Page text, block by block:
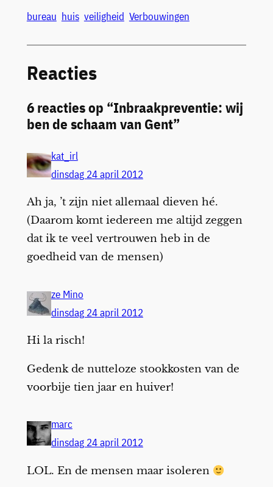
bureau huis veiligheid Verbouwingen
Reacties
6 reacties op “Inbraakpreventie: wij
ben de schaam van Gent”
kat_irl
dinsdag 24 april 2012
Ah ja, ’t zijn niet allemaal dieven hé.
(Daarom komt iedereen me altijd zeggen
dat ik te veel vertrouwen heb in de
goedheid van de mensen)
ze Mino
dinsdag 24 april 2012
Hi la risch!
Gedenk de nutteloze stookkosten van de
voorbije tien jaar en huiver!
marc
dinsdag 24 april 2012
LOL. En de mensen maar isoleren